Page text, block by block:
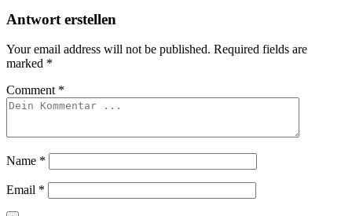
Antwort erstellen
Your email address will not be published. Required fields are
marked *
Comment *
Name *
Email *